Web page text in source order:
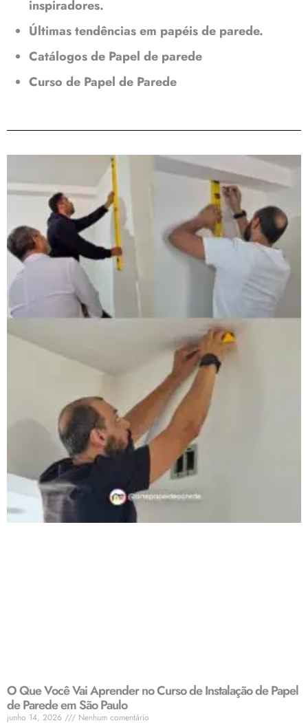
inspiradores.
Últimas tendências em papéis de parede.
Catálogos de Papel de parede
Curso de Papel de Parede
O Que Você Vai Aprender no Curso de Instalação de Papel
de Parede em São Paulo
junho 14, 2026 Nenhum comentário